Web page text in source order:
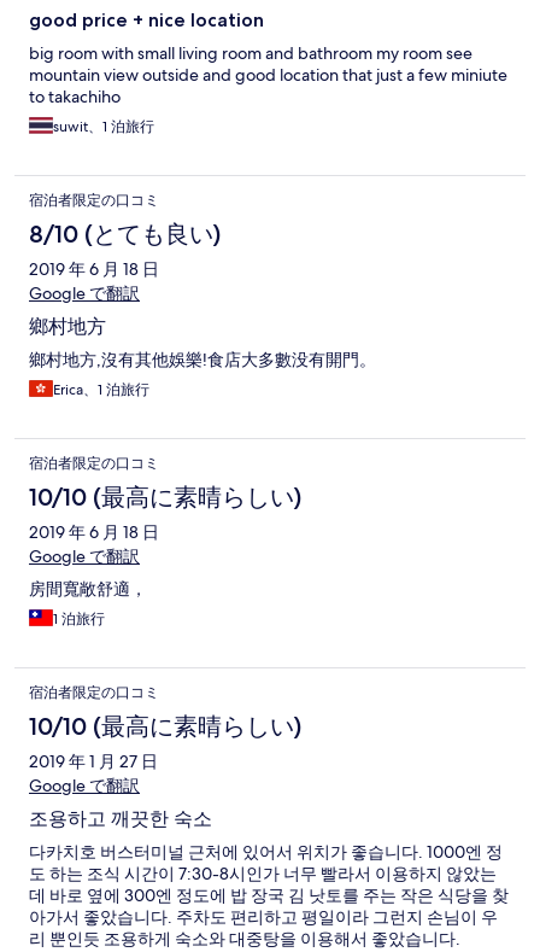
good price + nice location
big room with small living room and bathroom my room see
mountain view outside and good location that just a few miniute
to takachiho
suwit、1 泊旅行
宿泊者限定の口コミ
8/10 (とても良い)
2019 年 6 月 18 日
Google で翻訳
鄉村地方
鄉村地方,沒有其他娛樂!食店大多數没有開門。
Erica、1 泊旅行
宿泊者限定の口コミ
10/10 (最高に素晴らしい)
2019 年 6 月 18 日
Google で翻訳
房間寬敞舒適，
1 泊旅行
宿泊者限定の口コミ
10/10 (最高に素晴らしい)
2019 年 1 月 27 日
Google で翻訳
조용하고 깨끗한 숙소
다카치호 버스터미널 근처에 있어서 위치가 좋습니다. 1000엔 정
도 하는 조식 시간이 7:30-8시인가 너무 빨라서 이용하지 않았는
데 바로 옆에 300엔 정도에 밥 장국 김 낫토를 주는 작은 식당을 찾
아가서 좋았습니다. 주차도 편리하고 평일이라 그런지 손님이 우
리 뿐인듯 조용하게 숙소와 대중탕을 이용해서 좋았습니다.